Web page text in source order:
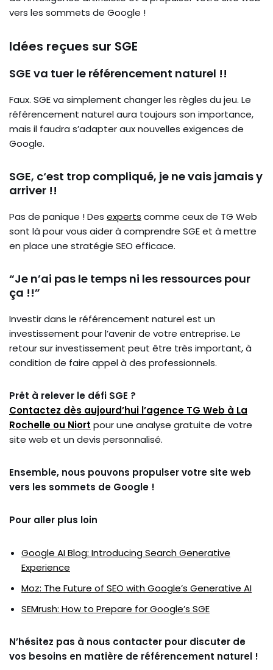
vers les sommets de Google !
Idées reçues sur SGE
SGE va tuer le référencement naturel !!
Faux. SGE va simplement changer les règles du jeu. Le
référencement naturel aura toujours son importance,
mais il faudra s’adapter aux nouvelles exigences de
Google.
SGE, c‘est trop compliqué, je ne vais jamais y
arriver !!
Pas de panique ! Des experts comme ceux de TG Web
sont là pour vous aider à comprendre SGE et à mettre
en place une stratégie SEO efficace.
“Je n’ai pas le temps ni les ressources pour
ça !!”
Investir dans le référencement naturel est un
investissement pour l’avenir de votre entreprise. Le
retour sur investissement peut être très important, à
condition de faire appel à des professionnels.
Prêt à relever le défi SGE ?
Contactez dès aujourd’hui l’agence TG Web à La
Rochelle ou Niort pour une analyse gratuite de votre
site web et un devis personnalisé.
Ensemble, nous pouvons propulser votre site web
vers les sommets de Google !
Pour aller plus loin
Google AI Blog: Introducing Search Generative
Experience
Moz: The Future of SEO with Google’s Generative AI
SEMrush: How to Prepare for Google’s SGE
N’hésitez pas à nous contacter pour discuter de
vos besoins en matière de référencement naturel !